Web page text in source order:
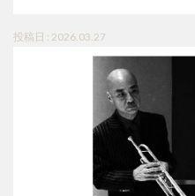
投稿日 : 2026.03.27